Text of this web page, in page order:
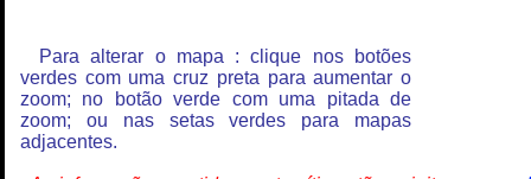
Para alterar o mapa : clique nos botões
verdes com uma cruz preta para aumentar o
zoom; no botão verde com uma pitada de
zoom; ou nas setas verdes para mapas
adjacentes.